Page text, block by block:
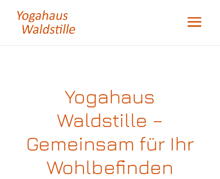
Yogahaus
Waldstille –
Gemeinsam für Ihr
Wohlbefinden